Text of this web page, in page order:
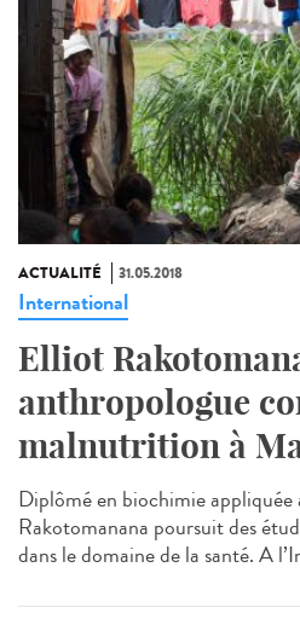
ACTUALITÉ 31.05.2018
International
Elliot
anthropologue
malnutrition à
Diplômé en biochimie
Rakotomanana poursuit des
dans le domaine de la santé. A